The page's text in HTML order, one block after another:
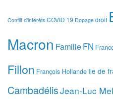
Conflit d'intérêts COVID 19 Dopage droit
Macron FamilleFN
Fillon François Hollande Ile de
CambadélisJean-Luc